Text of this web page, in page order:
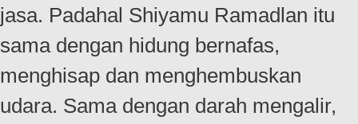
jasa. Padahal Shiyamu Ramadlan itu
sama dengan hidung bernafas,
menghisap dan menghembuskan
udara. Sama dengan darah mengalir,